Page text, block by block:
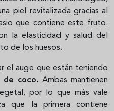
piel revitalizada gracias al
que contiene este fruto.
la elasticidad y salud del
de los huesos.
el auge que están teniendo
de coco. Ambas mantienen
por lo que más vale
que la primera contiene